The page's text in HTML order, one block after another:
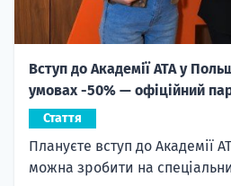
Вступ до Академії ATA у
умовах -50% — офіційний
Стаття
Плануєте вступ до Академії
можна зробити на